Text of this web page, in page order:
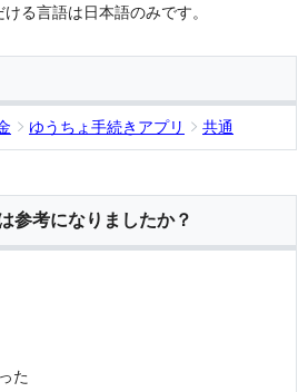
る言語は日本語のみです。
ゆうちょ手続きアプリ 共通
参考になりましたか？
た